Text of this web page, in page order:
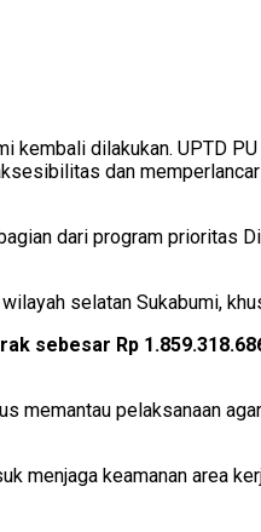
dilakukan. UPTD
dan
dari program prioritas
selatan Sukabumi,
sebesar Rp
memantau pelaksanaan
menjaga keamanan area